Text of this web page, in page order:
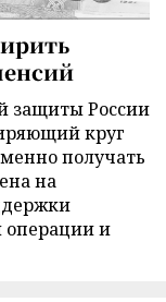
защиты России
круг
получать
на
операции и